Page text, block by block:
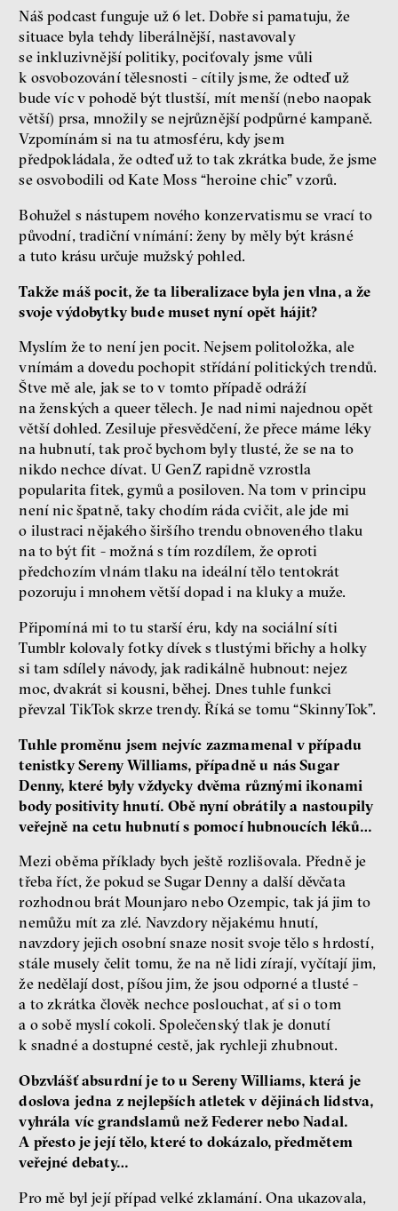
Náš podcast funguje už 6 let. Dobře si pamatuju, že
situace byla tehdy liberálnější, nastavovaly
se inkluzivnější politiky, pociťovaly jsme vůli
k osvobozování tělesnosti - cítily jsme, že odteď už
bude víc v pohodě být tlustší, mít menší (nebo naopak
větší) prsa, množily se nejrůznější podpůrné kampaně.
Vzpomínám si na tu atmosféru, kdy jsem
předpokládala, že odteď už to tak zkrátka bude, že jsme
se osvobodili od Kate Moss “heroine chic” vzorů.
Bohužel s nástupem nového konzervatismu se vrací to
původní, tradiční vnímání: ženy by měly být krásné
a tuto krásu určuje mužský pohled.
Takže máš pocit, že ta liberalizace byla jen vlna, a že
svoje výdobytky bude muset nyní opět hájit?
Myslím že to není jen pocit. Nejsem politoložka, ale
vnímám a dovedu pochopit střídání politických trendů.
Štve mě ale, jak se to v tomto případě odráží
na ženských a queer tělech. Je nad nimi najednou opět
větší dohled. Zesiluje přesvědčení, že přece máme léky
na hubnutí, tak proč bychom byly tlusté, že se na to
nikdo nechce dívat. U GenZ rapidně vzrostla
popularita fitek, gymů a posiloven. Na tom v principu
není nic špatně, taky chodím ráda cvičit, ale jde mi
o ilustraci nějakého širšího trendu obnoveného tlaku
na to být fit - možná s tím rozdílem, že oproti
předchozím vlnám tlaku na ideální tělo tentokrát
pozoruju i mnohem větší dopad i na kluky a muže.
Připomíná mi to tu starší éru, kdy na sociální síti
Tumblr kolovaly fotky dívek s tlustými břichy a holky
si tam sdílely návody, jak radikálně hubnout: nejez
moc, dvakrát si kousni, běhej. Dnes tuhle funkci
převzal TikTok skrze trendy. Říká se tomu “SkinnyTok”.
Tuhle proměnu jsem nejvíc zazmamenal v případu
tenistky Sereny Williams, případně u nás Sugar
Denny, které byly vždycky dvěma různými ikonami
body positivity hnutí. Obě nyní obrátily a nastoupily
veřejně na cetu hubnutí s pomocí hubnoucích léků…
Mezi oběma příklady bych ještě rozlišovala. Předně je
třeba říct, že pokud se Sugar Denny a další děvčata
rozhodnou brát Mounjaro nebo Ozempic, tak já jim to
nemůžu mít za zlé. Navzdory nějakému hnutí,
navzdory jejich osobní snaze nosit svoje tělo s hrdostí,
stále musely čelit tomu, že na ně lidi zírají, vyčítají jim,
že nedělají dost, píšou jim, že jsou odporné a tlusté -
a to zkrátka člověk nechce poslouchat, ať si o tom
a o sobě myslí cokoli. Společenský tlak je donutí
k snadné a dostupné cestě, jak rychleji zhubnout.
Obzvlášť absurdní je to u Sereny Williams, která je
doslova jedna z nejlepších atletek v dějinách lidstva,
vyhrála víc grandslamů než Federer nebo Nadal.
A přesto je její tělo, které to dokázalo, předmětem
veřejné debaty…
Pro mě byl její případ velké zklamání. Ona ukazovala,